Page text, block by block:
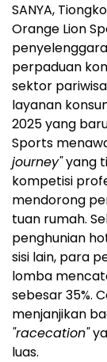
SANYA,
Orange Lion
perpaduan
sektor
layanan
2025 yang
Sports
journey"yang
kompetisi
mendorong
tuan rumah.
penghunian
sisi lain, para
lomba
sebesar 35%.
menjanjikan
"racecation"
luas.